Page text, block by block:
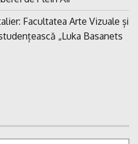
Facultatea Arte Vizuale și
„Luka Basanets